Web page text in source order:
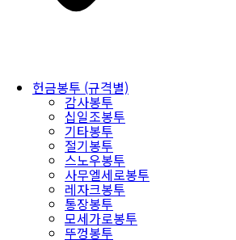
헌금봉투 (규격별)
감사봉투
십일조봉투
기타봉투
절기봉투
스노우봉투
사무엘세로봉투
레자크봉투
통장봉투
모세가로봉투
뚜껑봉투